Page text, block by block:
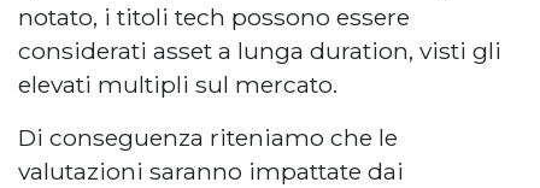
notato, i titoli tech possono essere
considerati asset a lunga duration, visti gli
elevati multipli sul mercato.
Di conseguenza riteniamo che le
valutazioni saranno impattate dai